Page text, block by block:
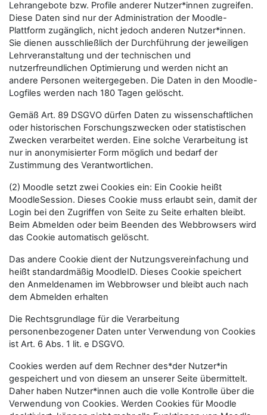
Lehrangebote bzw. Profile anderer Nutzer*innen zugreifen.
Diese Daten sind nur der Administration der Moodle-
Plattform zugänglich, nicht jedoch anderen Nutzer*innen.
Sie dienen ausschließlich der Durchführung der jeweiligen
Lehrveranstaltung und der technischen und
nutzerfreundlichen Optimierung und werden nicht an
andere Personen weitergegeben. Die Daten in den Moodle-
Logfiles werden nach 180 Tagen gelöscht.
Gemäß Art. 89 DSGVO dürfen Daten zu wissenschaftlichen
oder historischen Forschungszwecken oder statistischen
Zwecken verarbeitet werden. Eine solche Verarbeitung ist
nur in anonymisierter Form möglich und bedarf der
Zustimmung des Verantwortlichen.
(2) Moodle setzt zwei Cookies ein: Ein Cookie heißt
MoodleSession. Dieses Cookie muss erlaubt sein, damit der
Login bei den Zugriffen von Seite zu Seite erhalten bleibt.
Beim Abmelden oder beim Beenden des Webbrowsers wird
das Cookie automatisch gelöscht.
Das andere Cookie dient der Nutzungsvereinfachung und
heißt standardmäßig MoodleID. Dieses Cookie speichert
den Anmeldenamen im Webbrowser und bleibt auch nach
dem Abmelden erhalten
Die Rechtsgrundlage für die Verarbeitung
personenbezogener Daten unter Verwendung von Cookies
ist Art. 6 Abs. 1 lit. e DSGVO.
Cookies werden auf dem Rechner des*der Nutzer*in
gespeichert und von diesem an unserer Seite übermittelt.
Daher haben Nutzer*innen auch die volle Kontrolle über die
Verwendung von Cookies. Werden Cookies für Moodle